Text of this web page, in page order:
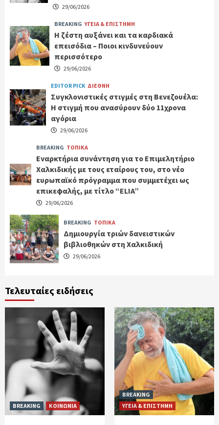
29/06/2026
BREAKING ΥΓΕΙΑ & ΕΠΙΣΤΗΜΗ
Η ζέστη αυξάνει και τα καρδιακά
επεισόδια – Ποιοι κινδυνεύουν
περισσότερο
29/06/2026
EDITOR PICK ΔΙΕΘΝΗ
Συγκλονιστικές στιγμές στη Βενεζουέλα:
Η στιγμή που ανασύρουν δύο 11χρονα
αγόρια
29/06/2026
BREAKING ΤΟΠΙΚΑ
Εναρκτήρια συνάντηση για το Επιμελητήριο
Χαλκιδικής με τους εταίρους του, στο νέο
ευρωπαϊκό πρόγραμμα που συμμετέχει ως
επικεφαλής, με τίτλο “ELIA”
29/06/2026
BREAKING ΤΟΠΙΚΑ
Δημιουργία τριών δανειστικών
βιβλιοθηκών στη Χαλκιδική
29/06/2026
Τελευταίες ειδήσεις
BREAKING ΚΟΙΝΩΝΙΑ
BREAKING
ΥΓΕΙΑ & ΕΠΙΣΤΗΜΗ